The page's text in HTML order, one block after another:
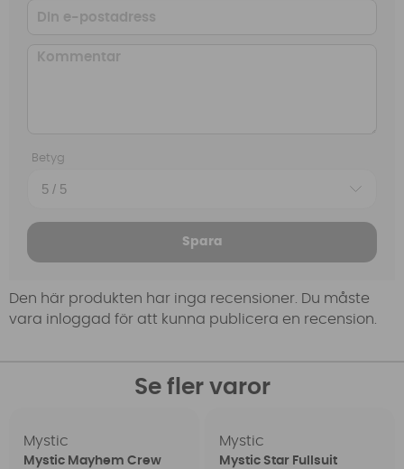
Betyg
Spara
Den här produkten har inga recensioner. Du måste
vara inloggad för att kunna publicera en recension.
Se fler varor
Mystic
Mystic Mayhem Crew
Mystic
Mystic Star Fullsuit